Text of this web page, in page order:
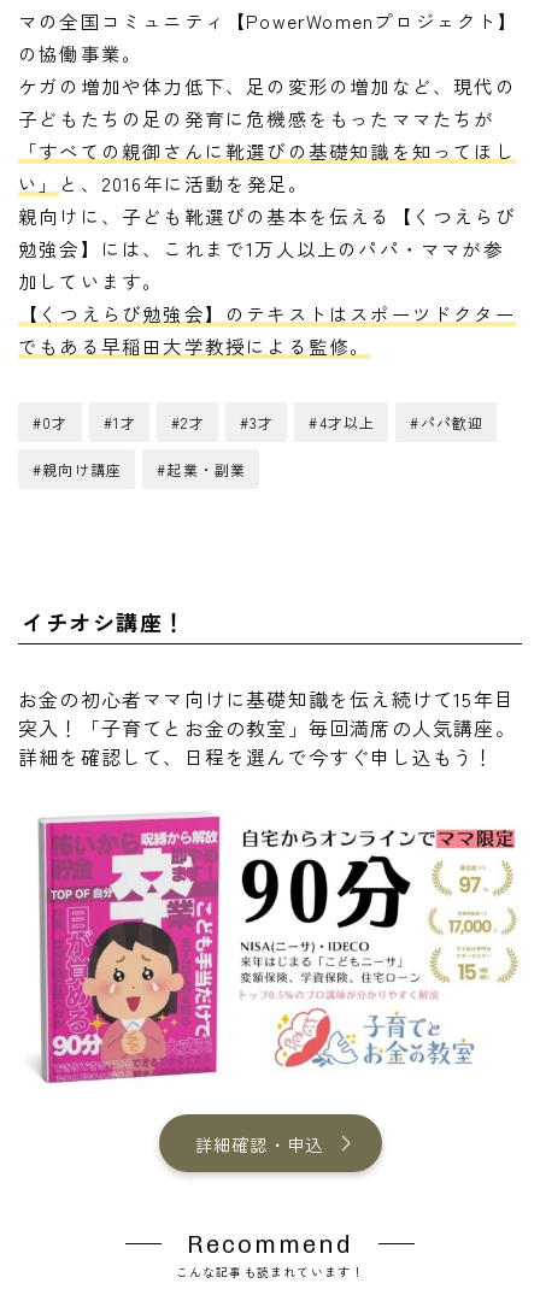
マの全国コミュニティ【PowerWomenプロジェクト】
の協働事業。
ケガの増加や体力低下、足の変形の増加など、現代の
子どもたちの足の発育に危機感をもったママたちが
「すべての親御さんに靴選びの基礎知識を知ってほし
い」
と、2016年に活動を発足。
親向けに、子ども靴選びの基本を伝える【くつえらび
勉強会】には、これまで1万人以上のパパ・ママが参
加しています。
【くつえらび勉強会】のテキストはスポーツドクター
でもある早稲田大学教授による監修。
#0才 #1才 #2才 #3才 #4才以上 #パパ歓迎
#親向け講座 #起業・副業
イチオシ講座！
お金の初心者ママ向けに基礎知識を伝え続けて15年目
突入！「子育てとお金の教室」毎回満席の人気講座。
詳細を確認して、日程を選んで今すぐ申し込もう！
詳細確認・申込
Recommend
こんな記事も読まれています！